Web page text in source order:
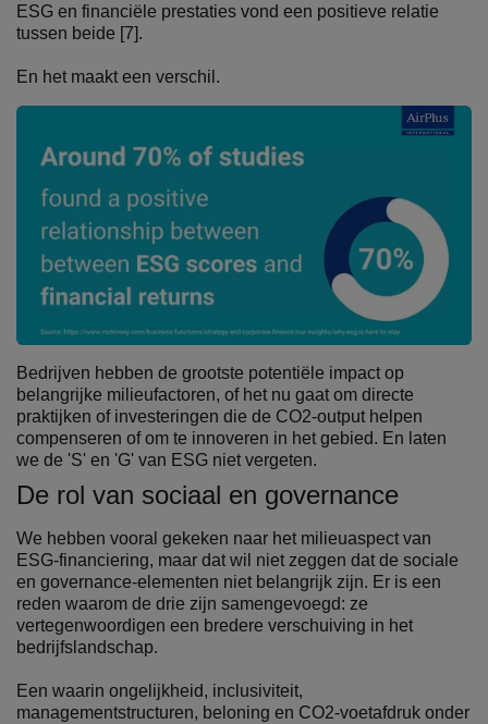
ESG en financiële prestaties vond een positieve relatie
tussen beide [7].
En het maakt een verschil.
Bedrijven hebben de grootste potentiële impact op
belangrijke milieufactoren, of het nu gaat om directe
praktijken of investeringen die de CO2-output helpen
compenseren of om te innoveren in het gebied. En laten
we de 'S' en 'G' van ESG niet vergeten.
De rol van sociaal en governance
We hebben vooral gekeken naar het milieuaspect van
ESG-financiering, maar dat wil niet zeggen dat de sociale
en governance-elementen niet belangrijk zijn. Er is een
reden waarom de drie zijn samengevoegd: ze
vertegenwoordigen een bredere verschuiving in het
bedrijfslandschap.
Een waarin ongelijkheid, inclusiviteit,
managementstructuren, beloning en CO2-voetafdruk onder